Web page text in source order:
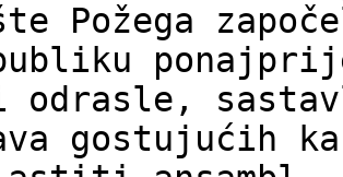
Požega
gostujućih